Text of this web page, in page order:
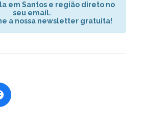
em Santos e região direto no
seu email.
a nossa newsletter gratuita!